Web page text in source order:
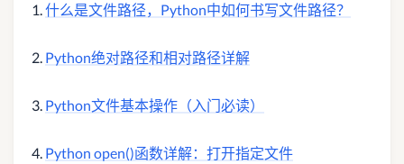
1.什么是文件路径，Python中如何书写文件路径？
2. Python绝对路径和相对路径详解
3. Python文件基本操作（入门必读）
4. Python open()函数详解：打开指定文件